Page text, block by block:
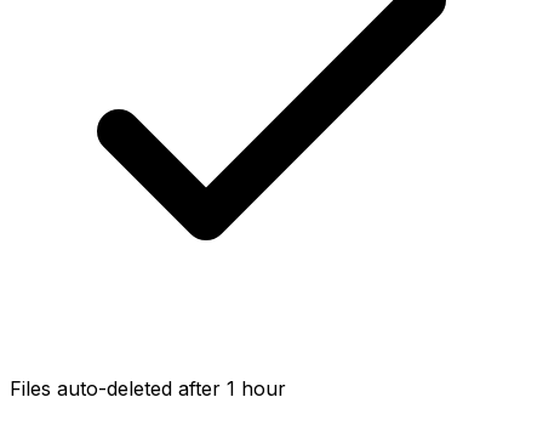
Files auto-deleted after 1 hour